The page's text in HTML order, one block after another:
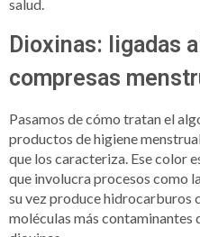
salud.
Dioxinas: ligadas
compresas
Pasamos de cómo tratan el
productos de higiene
que los caracteriza. Ese color
que involucra procesos como
su vez produce hidrocarburos
moléculas más contaminantes